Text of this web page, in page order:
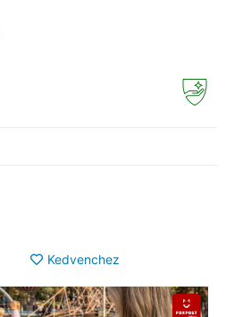
Kedvenchez